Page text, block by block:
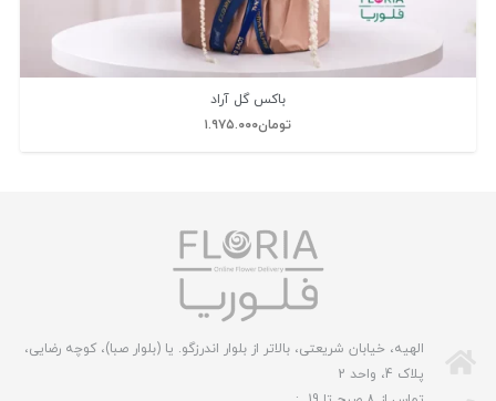
باکس گل آراد
تومان۱.۹۷۵.۰۰۰
الهیه، خیابان شریعتی، بالاتر از بلوار اندرزگو. یا (بلوار صبا)، کوچه رضایی،
پلاک 4، واحد 2